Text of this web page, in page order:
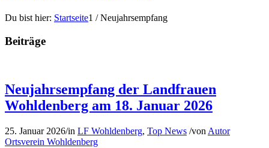
Du bist hier: Startseite1 / Neujahrsempfang
Beiträge
Neujahrsempfang der Landfrauen
Wohldenberg am 18. Januar 2026
25. Januar 2026/in LF Wohldenberg, Top News /von Autor
Ortsverein Wohldenberg